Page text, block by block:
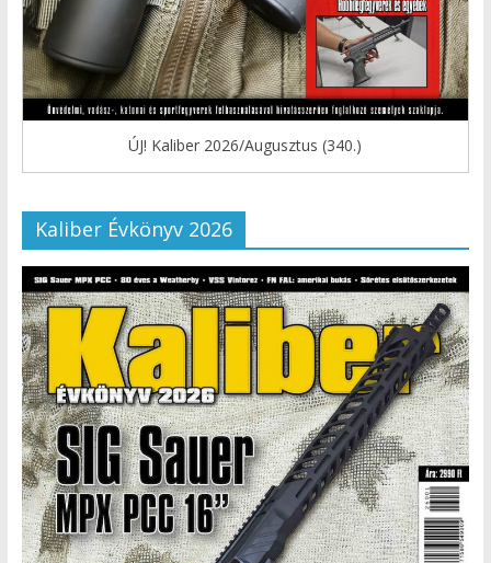
ÚJ! Kaliber 2026/Augusztus (340.)
Kaliber Évkönyv 2026